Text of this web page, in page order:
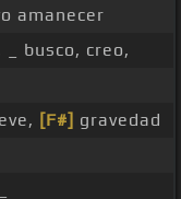
amanecer
busco, creo,
[F#] gravedad